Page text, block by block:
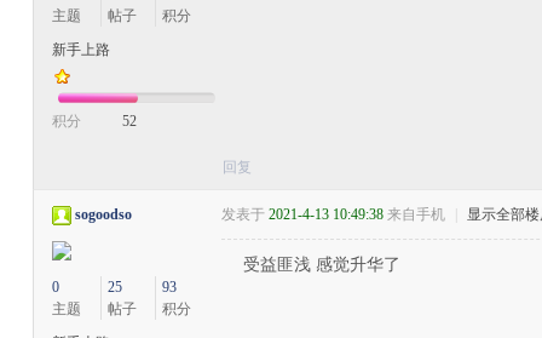
主题
帖子
积分
新手上路
积分 52
回复
sogoodso
0
主题
25
帖子
93
积分
发表于 2021-4-13 10:49:38 来自手机 显示全部
受益匪浅 感觉升华了